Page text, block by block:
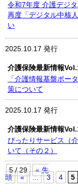
令和7年度 介護デジ
再度「デジタル中核
い
2025.10.17 発行
介護保険最新情報
「介護情報基盤ポー
策について
2025.10.17 発行
介護保険最新情報
ぴったりサービス（
いて（その２）
5 / 29
« 先
頭
« ... 3 4 5